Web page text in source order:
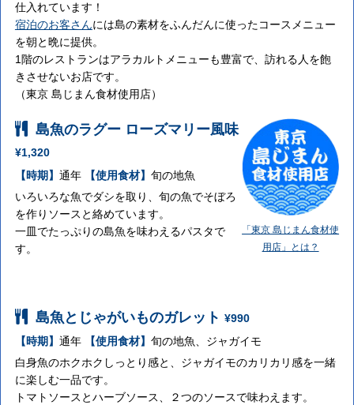
仕入れています！
宿泊のお客さんには島の素材をふんだんに使ったコースメニュー
を朝と晩に提供。
1階のレストランはアラカルトメニューも豊富で、訪れる人を飽
きさせないお店です。
（東京 島じまん食材使用店）
「東京 島じまん食材使
用店」とは？
島魚のラグー ローズマリー風味
¥1,320
【時期】 通年 【使用食材】 旬の地魚
いろいろな魚でダシを取り、旬の魚でそぼろ
を作りソースと絡めています。
一皿でたっぷりの島魚を味わえるパスタで
す。
島魚とじゃがいものガレット ¥990
【時期】 通年 【使用食材】 旬の地魚、ジャガイモ
白身魚のホクホクしっとり感と、ジャガイモのカリカリ感を一緒
に楽しむ一品です。
トマトソースとハーブソース、２つのソースで味わえます。